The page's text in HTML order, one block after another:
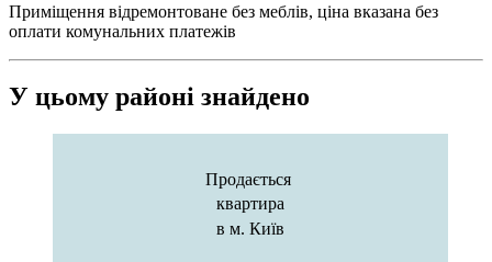
Приміщення відремонтоване без меблів, ціна вказана без
оплати комунальних платежів
У цьому районі знайдено
Продається
квартира
в м. Київ